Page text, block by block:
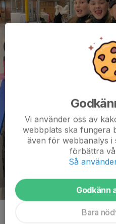
Vi använder oss av
webbplats ska fungera
även för webbanalys i
förbättra
Så
Godkänn
Bara